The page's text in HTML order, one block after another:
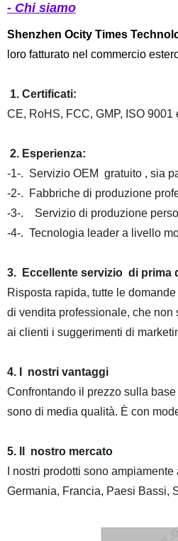
- Chi siamo
Shenzhen Ocity Times
loro fatturato nel commercio
1. Certificati:
CE, RoHS, FCC, GMP, ISO 9001
2. Esperienza:
-1-. Servizio OEM gratuito , sia
-2-. Fabbriche di produzione
-3-. Servizio di produzione
-4-. Tecnologia leader a livello
3. Eccellente servizio di prima
Risposta rapida, tutte le
di vendita professionale, che
ai clienti i suggerimenti di
4. I nostri vantaggi
Confrontando il prezzo sulla
sono di media qualità. È con
5. Il nostro mercato
I nostri prodotti sono
Germania, Francia, Paesi Bassi,